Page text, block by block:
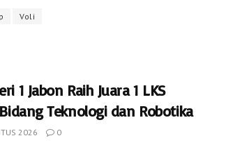
Voli
1 Jabon Raih Juara 1 LKS
Teknologi dan Robotika
2026 0